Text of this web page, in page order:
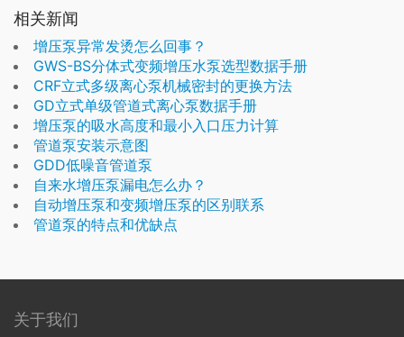
相关新闻
增压泵异常发烫怎么回事？
GWS-BS分体式变频增压水泵选型数据手册
CRF立式多级离心泵机械密封的更换方法
GD立式单级管道式离心泵数据手册
增压泵的吸水高度和最小入口压力计算
管道泵安装示意图
GDD低噪音管道泵
自来水增压泵漏电怎么办？
自动增压泵和变频增压泵的区别联系
管道泵的特点和优缺点
关于我们